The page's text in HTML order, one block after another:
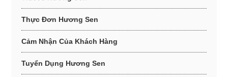
Thực Đơn Hương Sen
Cảm Nhận Của Khách Hàng
Tuyển Dụng Hương Sen